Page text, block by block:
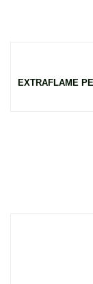
EXTRAFLAME